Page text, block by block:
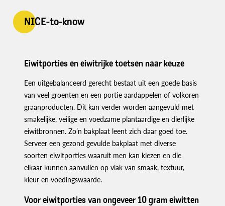
NICE-to-know
Eiwitporties en eiwitrijke toetsen naar keuze
Een uitgebalanceerd gerecht bestaat uit een goede basis
van veel groenten en een portie aardappelen of volkoren
graanproducten. Dit kan verder worden aangevuld met
smakelijke, veilige en voedzame plantaardige en dierlijke
eiwitbronnen. Zo’n bakplaat leent zich daar goed toe.
Serveer een gezond gevulde bakplaat met diverse
soorten eiwitporties waaruit men kan kiezen en die
elkaar kunnen aanvullen op vlak van smaak, textuur,
kleur en voedingswaarde.
Voor eiwitporties van ongeveer 10 gram eiwitten